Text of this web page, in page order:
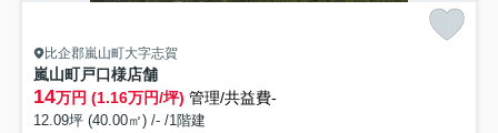
比企郡嵐山町大字志賀
嵐山町戸口様店舗
14万円 (1.16万円/坪) 管理/共益費-
12.09坪 (40.00㎡) /- /1階建